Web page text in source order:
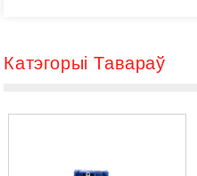
Катэгорыі Тавараў